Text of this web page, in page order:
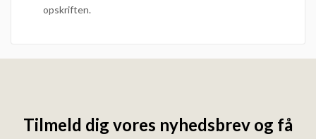
opskriften.
Tilmeld dig vores nyhedsbrev og få